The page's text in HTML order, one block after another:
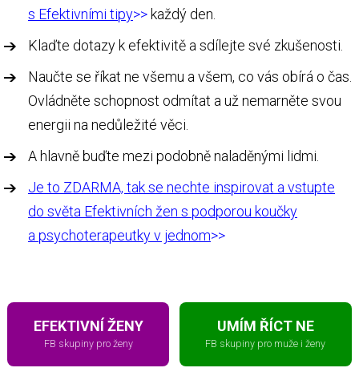
s Efektivními tipy>> každý den.
Klaďte dotazy k efektivitě a sdílejte své zkušenosti.
Naučte se říkat ne všemu a všem, co vás obírá o čas.
Ovládněte schopnost odmítat a už nemarněte svou
energii na nedůležité věci.
A hlavně buďte mezi podobně naladěnými lidmi.
Je to ZDARMA, tak se nechte inspirovat a vstupte
do světa Efektivních žen s podporou koučky
a psychoterapeutky v jednom>>
EFEKTIVNÍ ŽENY
FB skupiny pro ženy
UMÍM ŘÍCT NE
FB skupiny pro muže i ženy